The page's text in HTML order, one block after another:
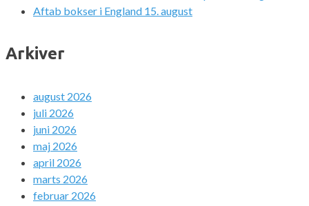
Aftab bokser i England 15. august
Arkiver
august 2026
juli 2026
juni 2026
maj 2026
april 2026
marts 2026
februar 2026